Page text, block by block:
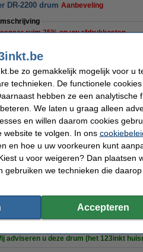
DR-2200 drum Aanbeveling
ruim35%op uw afdrukkosten
ongeveer 12.000 pagina's.
met de toner (TN-2010, TN-2210 of
geen detail verloren gaat.
door eenISO9001
kwaliteitsverschil
ook op dit 123inkt huismerk product 100%
± 12.000 pagina's
adviseren u deze drum (het 123inkt
zo gemakkelijk mogelijk voor u
technieken. De functionele
hebben ze een analytische
We laten u graag alleen
en willen daarom cookies
website te volgen. In ons
en hoe u uw voorkeuren kunt
u voor weigeren? Dan plaatsen
gebruiken we technieken die daarop
Accepteren